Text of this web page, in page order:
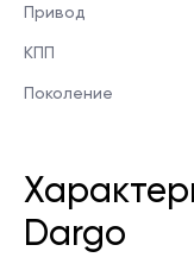
Привод
КПП
Поколение
Dargo